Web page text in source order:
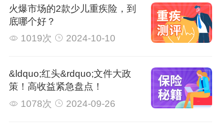
火爆市场的2款少儿重疾险，到
底哪个好？
1019次
2024-10-10
&ldquo;红头&rdquo;文件大政
策！高收益紧急盘点！
1078次
2024-09-26